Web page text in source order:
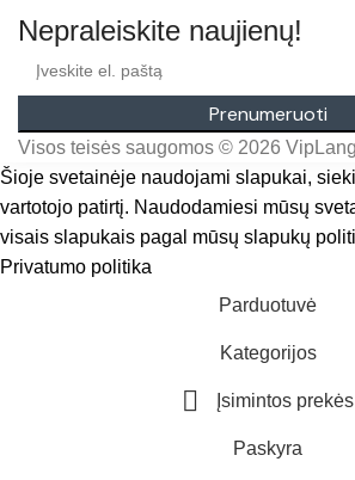
Nepraleiskite naujienų!
Prenumeruoti
Visos teisės saugomos © 2026
Šioje svetainėje naudojami slapukai,
vartotojo patirtį. Naudodamiesi mūsų
visais slapukais pagal mūsų slapukų
Privatumo politika
Parduotuvė
Kategorijos
Įsimintos prekės
Paskyra